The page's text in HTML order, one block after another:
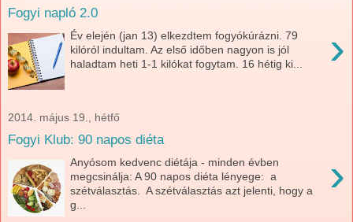
Fogyi napló 2.0
›
Év elején (jan 13) elkezdtem fogyókúrázni. 79
kilóról indultam. Az első időben nagyon is jól
haladtam heti 1-1 kilókat fogytam. 16 hétig ki...
2014. május 19., hétfő
Fogyi Klub: 90 napos diéta
›
Anyósom kedvenc diétája - minden évben
megcsinálja: A 90 napos diéta lényege: a
szétválasztás. A szétválasztás azt jelenti, hogy a
g...